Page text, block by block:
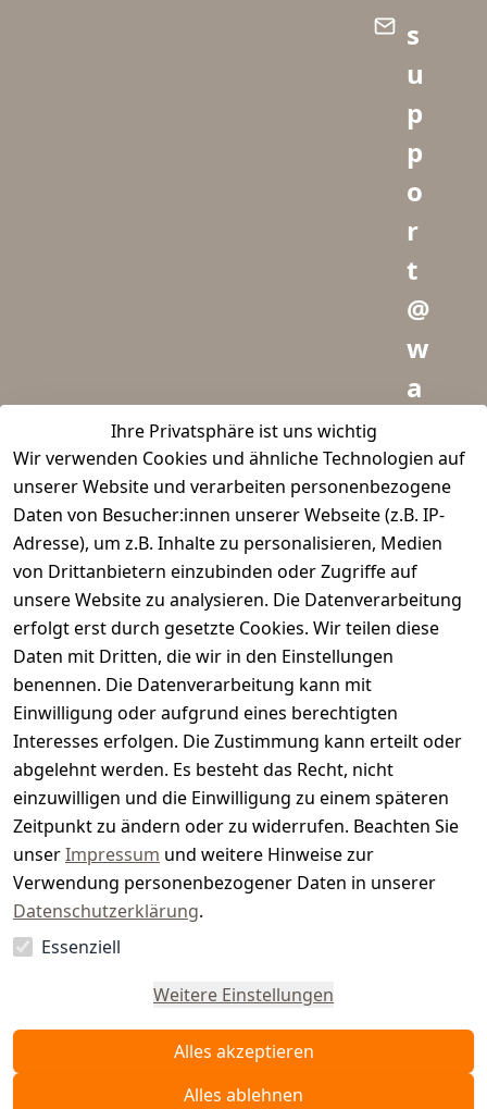
Ihre Privatsphäre ist uns wichtig
Wir verwenden Cookies und ähnliche Technologien auf
unserer Website und verarbeiten personenbezogene
Daten von Besucher:innen unserer Webseite (z.B. IP-
Adresse), um z.B. Inhalte zu personalisieren, Medien
von Drittanbietern einzubinden oder Zugriffe auf
unsere Website zu analysieren. Die Datenverarbeitung
erfolgt erst durch gesetzte Cookies. Wir teilen diese
Daten mit Dritten, die wir in den Einstellungen
benennen. Die Datenverarbeitung kann mit
Einwilligung oder aufgrund eines berechtigten
Interesses erfolgen. Die Zustimmung kann erteilt oder
abgelehnt werden. Es besteht das Recht, nicht
einzuwilligen und die Einwilligung zu einem späteren
Zeitpunkt zu ändern oder zu widerrufen. Beachten Sie
unserImpressum und weitere Hinweise zur
Verwendung personenbezogener Daten in unserer
Datenschutzerklärung.
Essenziell
Weitere Einstellungen
Alles akzeptieren
Alles ablehnen
s
u
p
p
o
r
t
@
w
a
d
m
e
i
s
r.
e
Vertrag
widerrufen